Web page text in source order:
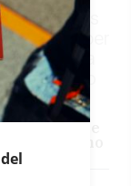
miércoles
haber
de la
Gobierno
como